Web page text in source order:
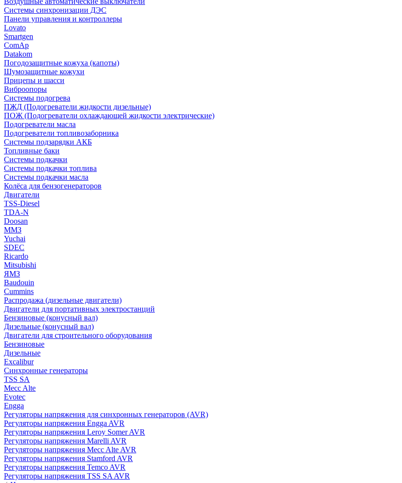
Системы синхронизации ДЭС
Панели управления и контроллеры
Lovato
Smartgen
ComAp
Datakom
Погодозащитные кожуха (капоты)
Шумозащитные кожухи
Прицепы и шасси
Виброопоры
Системы подогрева
ПЖД (Подогреватели жидкости дизельные)
ПОЖ (Подогреватели охлаждающей жидкости электрические)
Подогреватели масла
Подогреватели топливозаборника
Системы подзарядки АКБ
Топливные баки
Системы подкачки
Системы подкачки топлива
Системы подкачки масла
Колёса для бензогенераторов
Двигатели
TSS-Diesel
TDA-N
Doosan
ММЗ
Yuchai
SDEC
Ricardo
Mitsubishi
ЯМЗ
Baudouin
Cummins
Распродажа (дизельные двигатели)
Двигатели для портативных электростанций
Бензиновые (конусный вал)
Дизельные (конусный вал)
Двигатели для строительного оборудования
Бензиновые
Дизельные
Excalibur
Синхронные генераторы
TSS SA
Mecc Alte
Evotec
Engga
Регуляторы напряжения для синхронных генераторов (AVR)
Регуляторы напряжения Engga AVR
Регуляторы напряжения Leroy Somer AVR
Регуляторы напряжения Marelli AVR
Регуляторы напряжения Mecc Alte AVR
Регуляторы напряжения Stamford AVR
Регуляторы напряжения Temco AVR
Регуляторы напряжения TSS SA AVR